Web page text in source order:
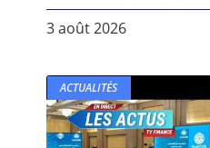
3 août 2026
ACTUALITÉS